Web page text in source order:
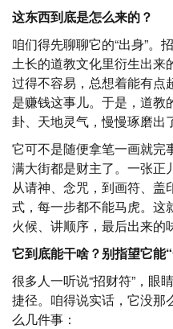
这东西到底是怎么来的？
咱们得先聊聊它的“出身”。
土长的道教文化里衍生出来
过得不容易，总想着能有点
是赚钱这事儿。于是，道教
卦、天地灵气，慢慢琢磨出
它可不是随便拿笔一画就完
满大街都是财主了。一张正
从请神、念咒，到画符、盖
式，每一步都不能马虎。这
火候、讲顺序，最后出来的
它到底能干啥？别指望它能
很多人一听说“招财符”，眼
捷径。咱得说实话，它没那
么几件事：